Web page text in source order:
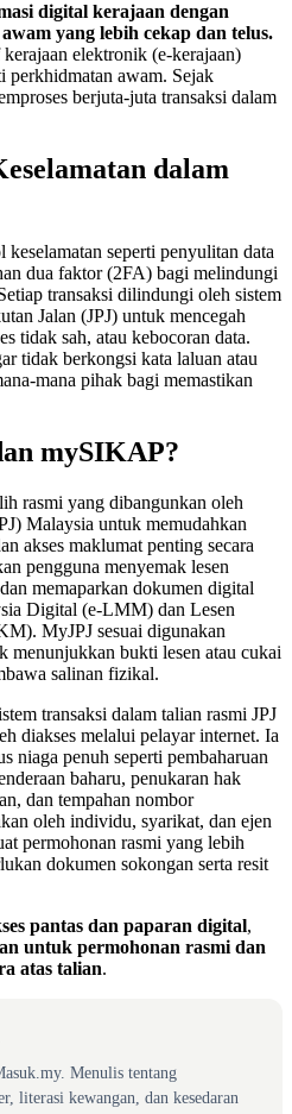
digital kerajaan dengan
yang lebih cekap dan telus.
elektronik (e-kerajaan)
perkhidmatan awam. Sejak
berjuta-juta transaksi dalam
dalam
seperti penyulitan data
dua faktor (2FA) bagi melindungi
transaksi dilindungi oleh sistem
Jalan (JPJ) untuk mencegah
tidak sah, atau kebocoran data.
tidak berkongsi kata laluan atau
mana pihak bagi memastikan
mySIKAP?
rasmi yang dibangunkan oleh
Malaysia untuk memudahkan
akses maklumat penting secara
pengguna menyemak lesen
memaparkan dokumen digital
Digital (e-LMM) dan Lesen
MyJPJ sesuai digunakan
menunjukkan bukti lesen atau cukai
salinan fizikal.
transaksi dalam talian rasmi JPJ
diakses melalui pelayar internet. Ia
niaga penuh seperti pembaharuan
baharu, penukaran hak
dan tempahan nombor
oleh individu, syarikat, dan ejen
permohonan rasmi yang lebih
dokumen sokongan serta resit
pantas dan paparan digital,
untuk permohonan rasmi dan
atas talian.
Menulis tentang
literasi kewangan, dan kesedaran